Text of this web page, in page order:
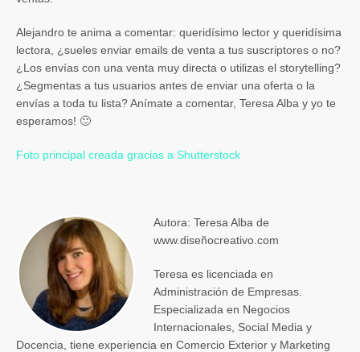
Alejandro te anima a comentar: queridísimo lector y queridísima
lectora, ¿sueles enviar emails de venta a tus suscriptores o no?
¿Los envías con una venta muy directa o utilizas el storytelling?
¿Segmentas a tus usuarios antes de enviar una oferta o la
envías a toda tu lista? Anímate a comentar, Teresa Alba y yo te
esperamos! 🙂
Foto principal creada gracias a Shutterstock
Autora: Teresa Alba de
www.diseñocreativo.com
Teresa es licenciada en
Administración de Empresas.
Especializada en Negocios
Internacionales, Social Media y
Docencia, tiene experiencia en Comercio Exterior y Marketing